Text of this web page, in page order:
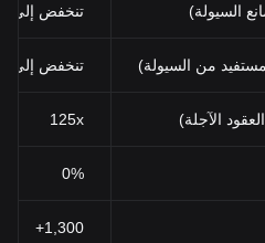
السيولة) تنخفض إلى 0%
من السيولة) تنخفض إلى 0.02%
الآجلة) 125x
0%
1,300+